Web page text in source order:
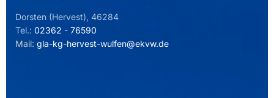
Dorsten (Hervest), 46284
Tel.: 02362 - 76590
Mail: gla-kg-hervest-wulfen@ekvw.de